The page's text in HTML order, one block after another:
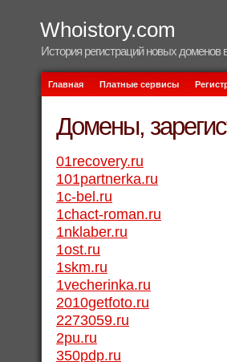
Whoistory.com
История регистраций новых доменов
Главная Платные сервисы
Домены,
01recovery.ru
101partnerka.ru
1c-bel.ru
1chact-roman.ru
1nklaber.ru
1ost.ru
1skm.ru
1vecherinka.ru
2010getfoto.ru
2273059.ru
2pu.ru
350pdp.ru